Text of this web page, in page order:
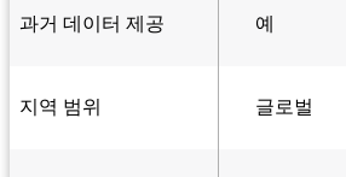
과거 데이터 제공 예
지역 범위 글로벌